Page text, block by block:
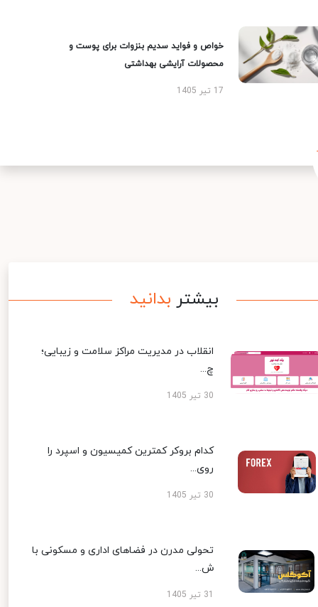
خواص و فواید سدیم بنزوات برای پوست و
محصولات آرایشی بهداشتی
17 تیر 1405
بیشتر بدانید
انقلاب در مدیریت مراکز سلامت و زیبایی؛
چ...
30 تیر 1405
کدام بروکر کمترین کمیسیون و اسپرد را
روی...
30 تیر 1405
تحولی مدرن در فضاهای اداری و مسکونی با
ش...